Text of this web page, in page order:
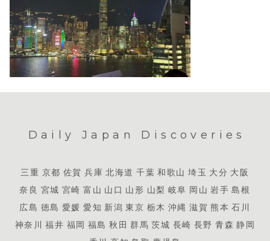
Daily Japan Discoveries
三重 京都 佐賀 兵庫 北海道 千葉 和歌山 埼玉 大分 大阪
奈良 宮城 宮崎 富山 山口 山形 山梨 岐阜 岡山 岩手 島根
広島 徳島 愛媛 愛知 新潟 東京 栃木 沖縄 滋賀 熊本 石川
神奈川 福井 福岡 福島 秋田 群馬 茨城 長崎 長野 青森 静岡